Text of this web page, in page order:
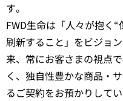
す。
FWD生命は「人々が抱く
刷新すること」をビジョ
来、常にお客さまの視点
く、独自性豊かな商品・
るご契約をお預かりして